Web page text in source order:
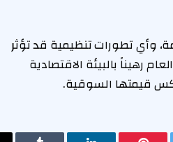
وأي تطورات تنظيمية قد تؤثر
رهيناً بالبيئة الاقتصادية
قيمتها السوقية.